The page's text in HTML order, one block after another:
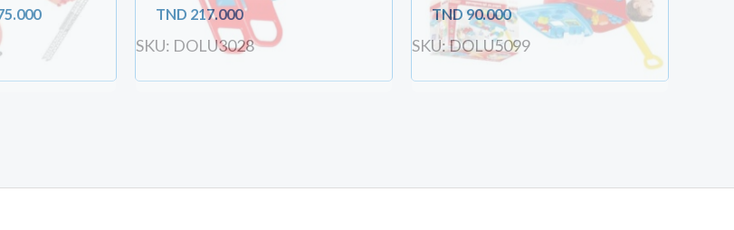
TND 217.000
SKU: DOLU3028
TND 90.000
SKU: DOLU5099